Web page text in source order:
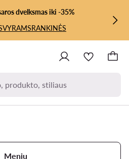
TURINIO
dvelksmas iki -35%
VYRAMSRANKINĖS
produkto, stiliaus
Meniu